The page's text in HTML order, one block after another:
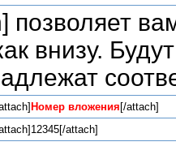
позволяет
внизу.
Номер вложения [/attach]
attach]